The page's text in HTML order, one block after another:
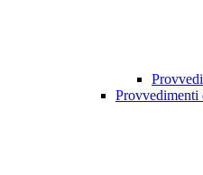
Provvedimenti